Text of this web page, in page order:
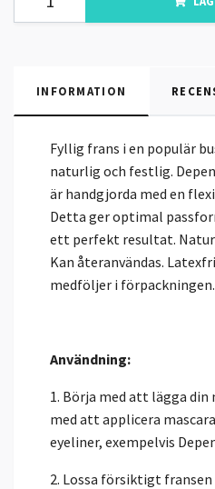
INFORMATION
Fyllig frans i en populär
naturlig och festlig.
är handgjorda med en
Detta ger optimal
ett perfekt resultat.
Kan återanvändas.
medföljer i förpackningen.
Användning:
1. Börja med att lägga din
med att applicera
eyeliner, exempelvis
2. Lossa försiktigt